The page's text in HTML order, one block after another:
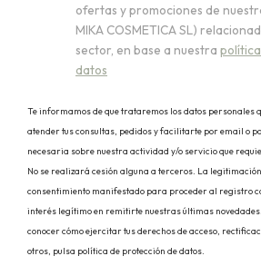
ofertas y promociones de
MIKA COSMETICA SL)
sector, en base a nuestra
datos
Te informamos de que trataremos los datos personales
atender tus consultas, pedidos y facilitarte por email o
necesaria sobre nuestra actividad y/o servicio que
No se realizará cesión alguna a terceros. La
consentimiento manifestado para proceder al registro
interés legítimo en remitirte nuestras últimas
conocer cómo ejercitar tus derechos de acceso,
otros, pulsa política de protección de datos.